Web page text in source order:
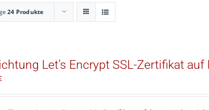
24 Produkte
Let’s Encrypt SSL-Zertifikat